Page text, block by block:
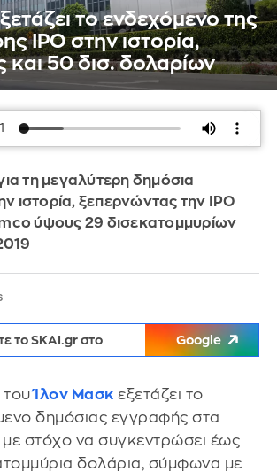
το ενδεχόμενο της
IPO στην ιστορία,
50 δισ. δολαρίων
τη μεγαλύτερη δημόσια
ιστορία, ξεπερνώντας την IPO
ύψους 29 δισεκατομμυρίων
το SKAI.gr στο Google
του Ίλον Μασκ εξετάζει το
δημόσιας εγγραφής στα
με στόχο να συγκεντρώσει έως
δολάρια, σύμφωνα με